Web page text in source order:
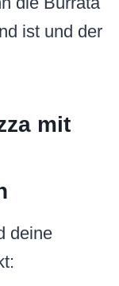
ist und der
mit
deine